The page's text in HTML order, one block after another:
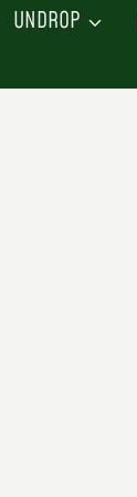
UNDROP